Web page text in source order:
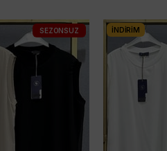
SEZONSUZ İNDIRIM